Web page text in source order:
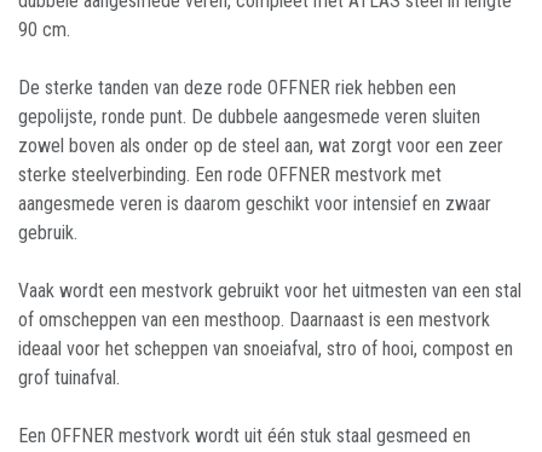
90 cm.
De sterke tanden van deze rode OFFNER riek hebben een
gepolijste, ronde punt. De dubbele aangesmede veren sluiten
zowel boven als onder op de steel aan, wat zorgt voor een zeer
sterke steelverbinding. Een rode OFFNER mestvork met
aangesmede veren is daarom geschikt voor intensief en zwaar
gebruik.
Vaak wordt een mestvork gebruikt voor het uitmesten van een stal
of omscheppen van een mesthoop. Daarnaast is een mestvork
ideaal voor het scheppen van snoeiafval, stro of hooi, compost en
grof tuinafval.
Een OFFNER mestvork wordt uit één stuk staal gesmeed en